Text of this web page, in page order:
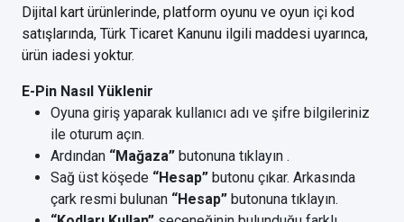
Dijital kart ürünlerinde, platform oyunu ve oyun içi kod
satışlarında, Türk Ticaret Kanunu ilgili maddesi uyarınca,
ürün iadesi yoktur.
E-Pin Nasıl Yüklenir
Oyuna giriş yaparak kullanıcı adı ve şifre bilgileriniz
ile oturum açın.
Ardından “Mağaza” butonuna tıklayın .
Sağ üst köşede “Hesap” butonu çıkar. Arkasında
çark resmi bulunan “Hesap” butonuna tıklayın.